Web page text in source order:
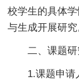
校学生的具体
与生成开展研究
二、课题研
1.课题申请人